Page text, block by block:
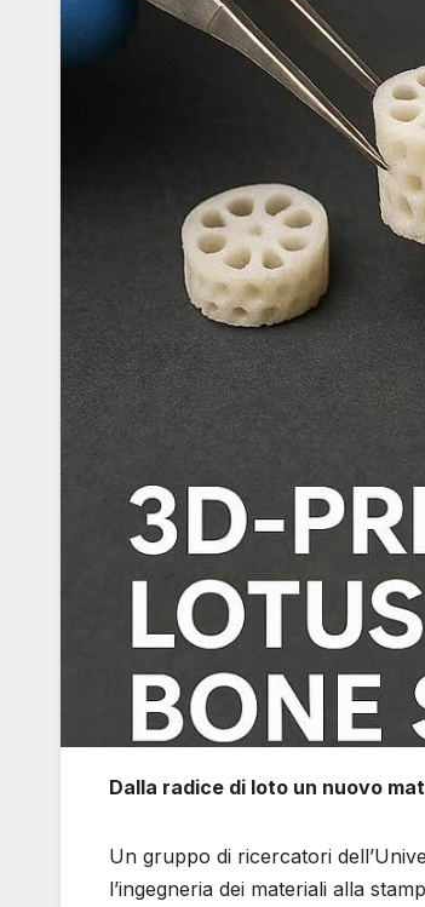
Dalla radice di loto un nuovo
Un gruppo di ricercatori
l’ingegneria dei materiali alla